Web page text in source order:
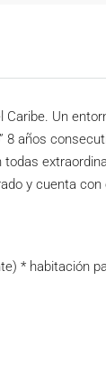
Un
años
y cuenta
* habitación